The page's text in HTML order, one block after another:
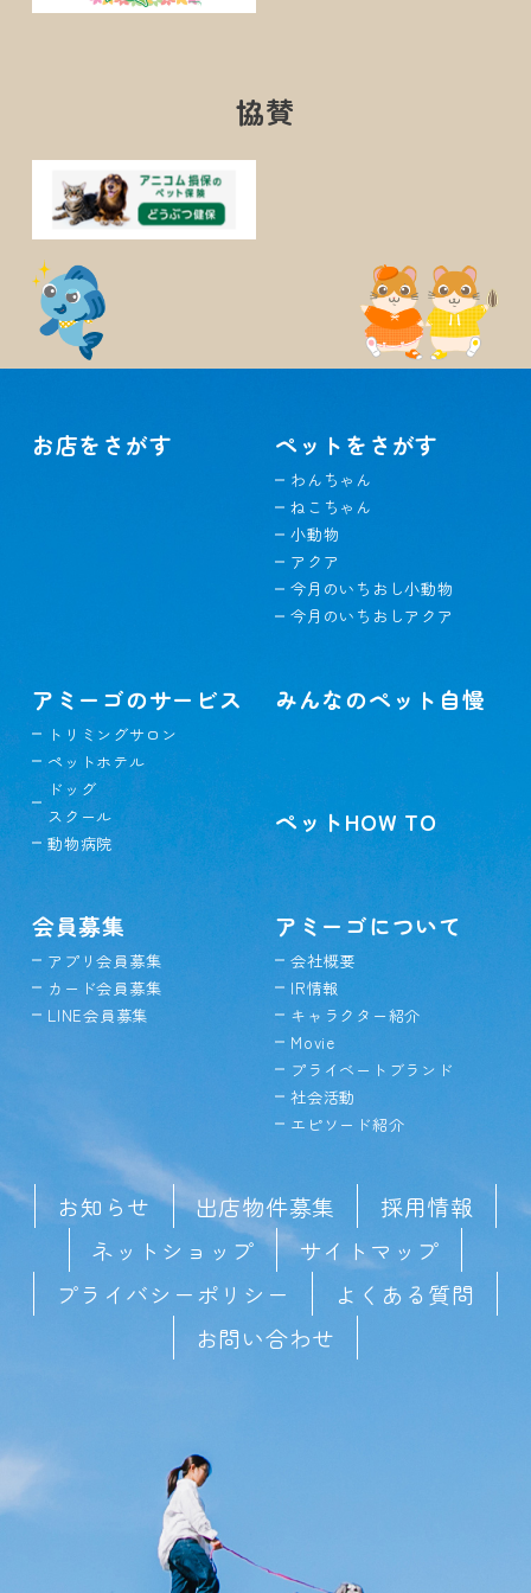
協賛
お店をさがす ペットをさがす
わんちゃん
ねこちゃん
小動物
アクア
今月のいちおし小動物
今月のいちおしアクア
アミーゴのサービス
トリミングサロン
ペットホテル
ドッグ
スクール
動物病院
みんなのペット自慢
ペットHOW TO
会員募集
アプリ会員募集
カード会員募集
LINE会員募集
アミーゴについて
会社概要
IR情報
キャラクター紹介
Movie
プライベートブランド
社会活動
エピソード紹介
お知らせ 出店物件募集
採用情報
ネットショップ
サイトマップ
プライバシーポリシー
よくある質問
お問い合わせ